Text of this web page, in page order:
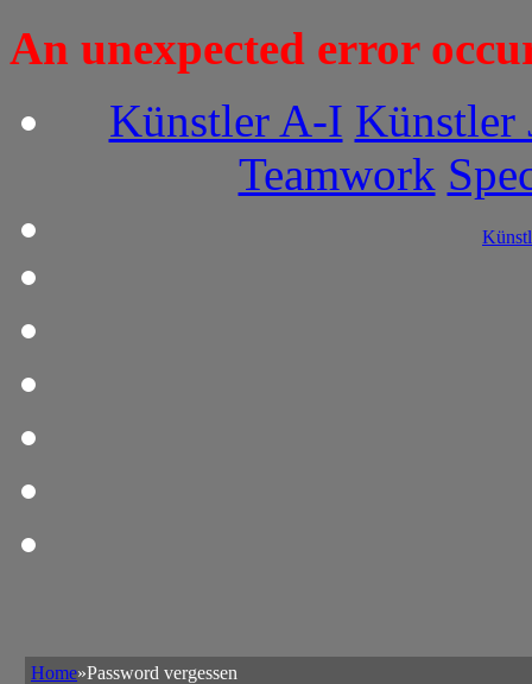
An unexpected error
Künstler A-I Künstler
Teamwork
Home»Password vergessen